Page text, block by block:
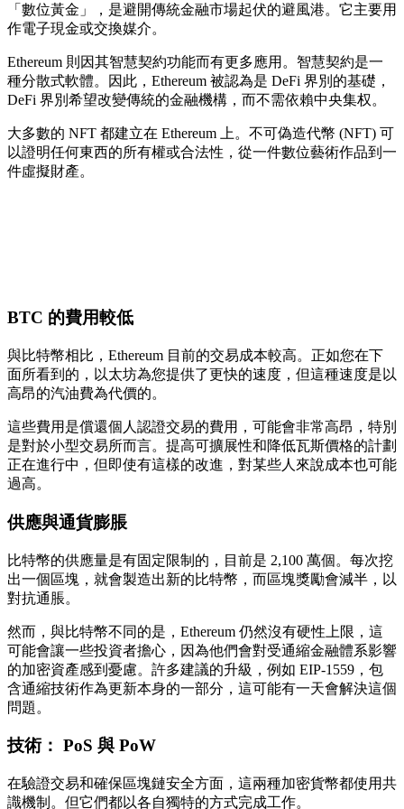
「數位黃金」，是避開傳統金融市場起伏的避風港。它主要用
作電子現金或交換媒介。
Ethereum 則因其智慧契約功能而有更多應用。智慧契約是一
種分散式軟體。因此，Ethereum 被認為是 DeFi 界別的基礎，
DeFi 界別希望改變傳統的金融機構，而不需依賴中央集权。
大多數的 NFT 都建立在 Ethereum 上。不可偽造代幣 (NFT) 可
以證明任何東西的所有權或合法性，從一件數位藝術作品到一
件虛擬財產。
BTC 的費用較低
與比特幣相比，Ethereum 目前的交易成本較高。正如您在下
面所看到的，以太坊為您提供了更快的速度，但這種速度是以
高昂的汽油費為代價的。
這些費用是償還個人認證交易的費用，可能會非常高昂，特別
是對於小型交易所而言。提高可擴展性和降低瓦斯價格的計劃
正在進行中，但即使有這樣的改進，對某些人來說成本也可能
過高。
供應與通貨膨脹
比特幣的供應量是有固定限制的，目前是 2,100 萬個。每次挖
出一個區塊，就會製造出新的比特幣，而區塊獎勵會減半，以
對抗通脹。
然而，與比特幣不同的是，Ethereum 仍然沒有硬性上限，這
可能會讓一些投資者擔心，因為他們會對受通縮金融體系影響
的加密資產感到憂慮。許多建議的升級，例如 EIP-1559，包
含通縮技術作為更新本身的一部分，這可能有一天會解決這個
問題。
技術： PoS 與 PoW
在驗證交易和確保區塊鏈安全方面，這兩種加密貨幣都使用共
識機制。但它們都以各自獨特的方式完成工作。